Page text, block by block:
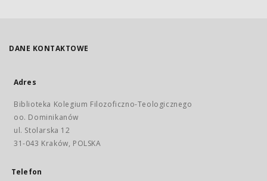
DANE KONTAKTOWE
Adres
Biblioteka Kolegium Filozoficzno-Teologicznego
oo. Dominikanów
ul. Stolarska 12
31-043 Kraków, POLSKA
Telefon